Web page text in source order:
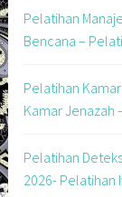
Pelatihan
Bencana –
Pelatihan
Kamar Jenazah
Pelatihan
2026- Pelatihan